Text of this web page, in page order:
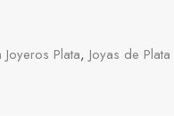
Plata, Joyas de Plata